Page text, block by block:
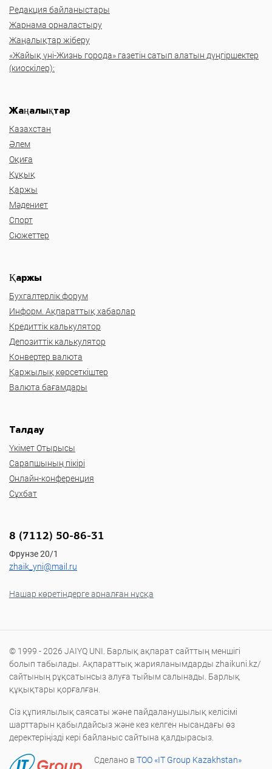
Редакция байланыстары
Жарнама орналастыру
Жаңалықтар жіберу
«Жайық үні-Жизнь города» газетін сатып алатын дүңгіршектер
(киоскілер):
Жаңалықтар
Казахстан
Әлем
Оқиға
Құқық
Қаржы
Мәдениет
Спорт
Сюжеттер
Қаржы
Бухгалтерлік форум
Информ. Ақпараттық хабарлар
Кредиттік калькулятор
Депозиттік калькулятор
Конвертер валюта
Қаржылық көрсеткіштер
Валюта бағамдары
Талдау
Үкімет Отырысы
Сарапшының пікірі
Онлайн-конференция
Сұхбат
8 (7112) 50-86-31
Фрунзе 20/1
zhaik_yni@mail.ru
Нашар көретіндерге арналған нұсқа
© 1999 - 2026 JAIYQ UNI. Барлық ақпарат сайттың меншігі
болып табылады. Ақпараттық жарияланымдарды zhaikuni.kz/
сайтының рұқсатынсыз алуға тыйым салынады. Барлық
құқықтары қорғалған.
Сіз құпиялылық саясаты және пайдаланушылық келісімі
шарттарын қабылдайсыз және кез келген нысандағы өз
деректеріңізді кері байланыс сайтына қалдырасыз.
Сделано в ТОО «IT Group Kazakhstan»